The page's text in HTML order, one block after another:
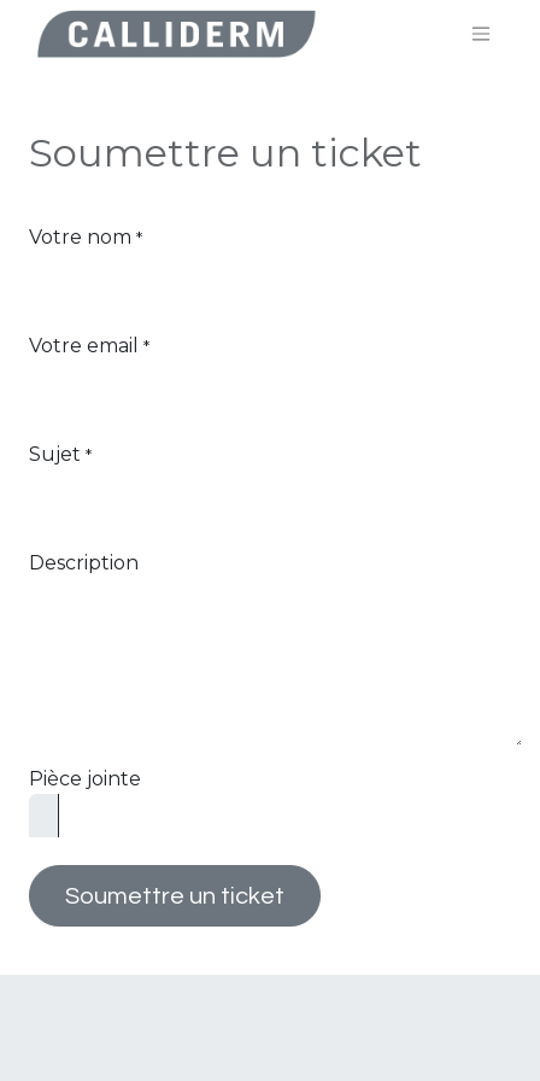
Soumettre un ticket
Votre nom *
Votre email *
Sujet *
Description
Pièce jointe
Soumettre un ticket